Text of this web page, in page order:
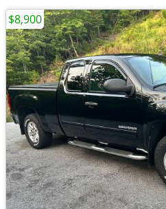
$8,900